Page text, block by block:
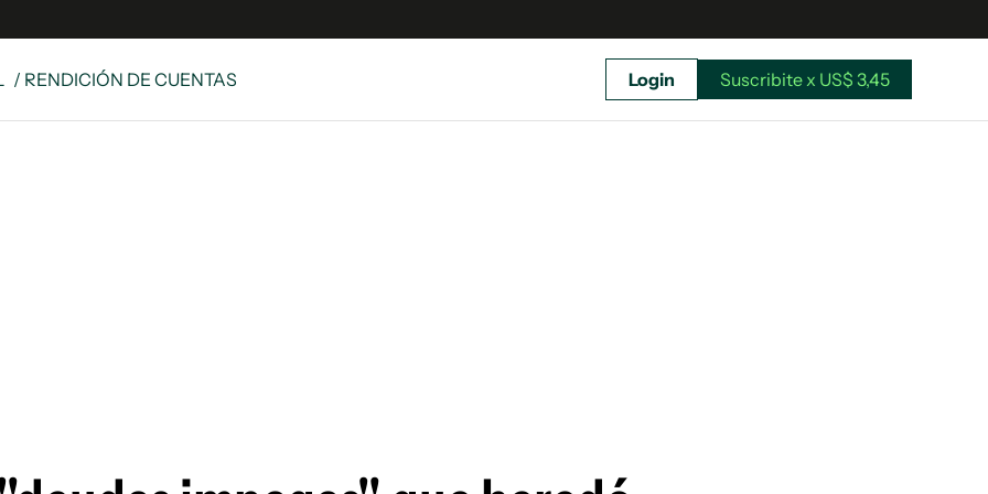
Suscribite x US$ 3,45
/ RENDICIÓN DE CUENTAS Login Suscribite x US$ 3,45